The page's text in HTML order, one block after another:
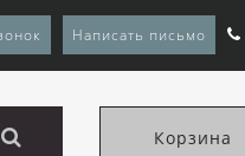
Написать письмо
Корзина